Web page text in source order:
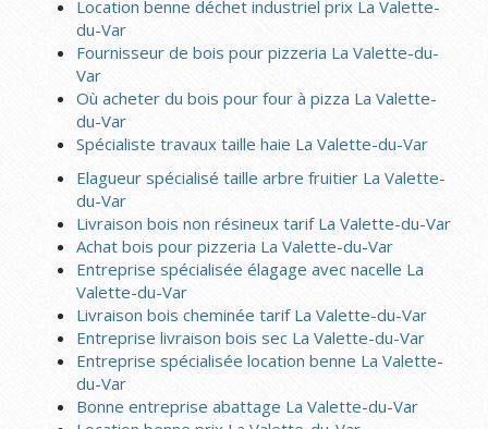
Location benne déchet industriel prix La Valette-
du-Var
Fournisseur de bois pour pizzeria La Valette-du-
Var
Où acheter du bois pour four à pizza La Valette-
du-Var
Spécialiste travaux taille haie La Valette-du-Var
Elagueur spécialisé taille arbre fruitier La Valette-
du-Var
Livraison bois non résineux tarif La Valette-du-Var
Achat bois pour pizzeria La Valette-du-Var
Entreprise spécialisée élagage avec nacelle La
Valette-du-Var
Livraison bois cheminée tarif La Valette-du-Var
Entreprise livraison bois sec La Valette-du-Var
Entreprise spécialisée location benne La Valette-
du-Var
Bonne entreprise abattage La Valette-du-Var